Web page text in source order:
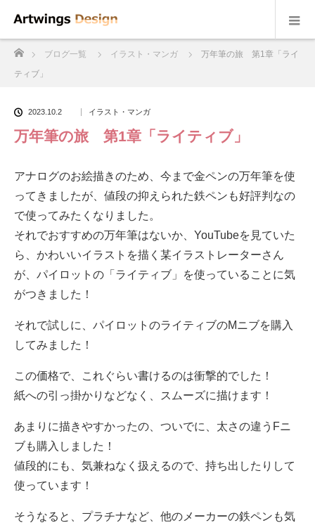
ブログ一覧 イラスト・マンガ
万年筆の旅 第1章「ライ
ティブ」
2023.10.2 イラスト・マンガ
万年筆の旅 第1章「ライティブ」
アナログのお絵描きのため、今まで金ペンの万年筆を使
ってきましたが、値段の抑えられた鉄ペンも好評判なの
で使ってみたくなりました。
それでおすすめの万年筆はないか、YouTubeを見ていた
ら、かわいいイラストを描く某イラストレーターさん
が、パイロットの「ライティブ」を使っていることに気
がつきました！
それで試しに、パイロットのライティブのMニブを購入
してみました！
この価格で、これぐらい書けるのは衝撃的でした！
紙への引っ掛かりなどなく、スムーズに描けます！
あまりに描きやすかったの、ついでに、太さの違うFニ
ブも購入しました！
値段的にも、気兼ねなく扱えるので、持ち出したりして
使っています！
そうなると、プラチナなど、他のメーカーの鉄ペンも気